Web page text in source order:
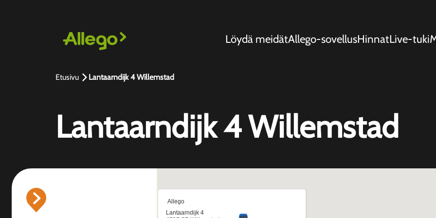
Löydä meidätAllego-sovellusHinnatLive-tuki
Etusivu Lantaarndijk 4 Willemstad
Lantaarndijk 4 Willemstad